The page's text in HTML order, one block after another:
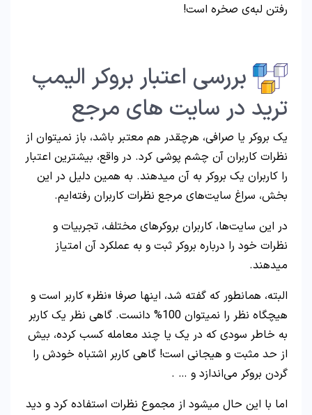
رفتن لبه‌ی صخره است!
بررسی اعتبار بروکر الیمپ
ترید در سایت های مرجع
یک بروکر یا صرافی، هرچقدر هم معتبر باشد، باز نمیتوان از
نظرات کاربران آن چشم پوشی کرد. در واقع، بیشترین اعتبار
را کاربران یک بروکر به آن میدهند. به همین دلیل در این
بخش، سراغ سایت‌های مرجع نظرات کاربران رفته‌ایم.
در این سایت‌ها، کاربران بروکرهای مختلف، تجربیات و
نظرات خود را درباره بروکر ثبت و به عملکرد آن امتیاز
میدهند.
البته، همانطور که گفته شد، اینها صرفا «نظر» کاربر است و
هیچگاه نظر را نمیتوان 100% دانست. گاهی نظر یک کاربر
به خاطر سودی که در یک یا چند معامله کسب کرده، بیش
از حد مثبت و هیجانی است! گاهی کاربر اشتباه خودش را
گردن بروکر می‌اندازد و … .
اما با این حال میشود از مجموع نظرات استفاده کرد و دید